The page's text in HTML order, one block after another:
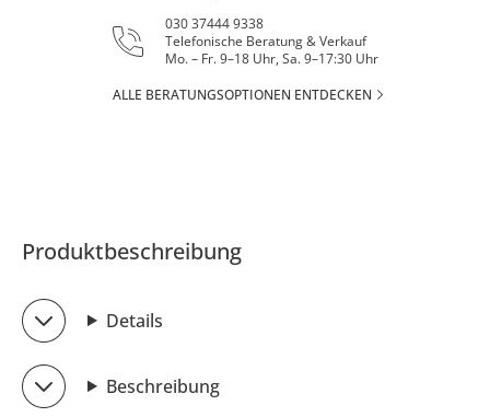
030 37444 9338
Telefonische Beratung & Verkauf
Mo. – Fr. 9–18 Uhr, Sa. 9–17:30 Uhr
ALLE BERATUNGSOPTIONEN ENTDECKEN
Produktbeschreibung
Details
Beschreibung